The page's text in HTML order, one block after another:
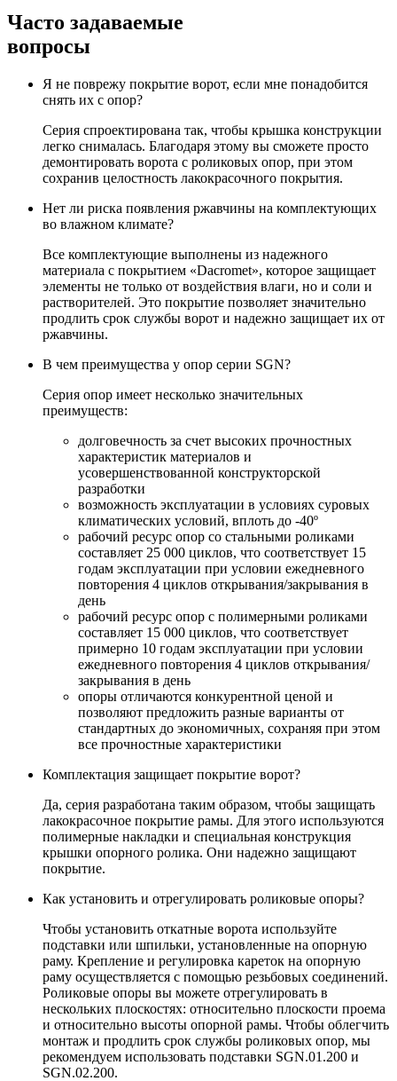
Часто задаваемые
вопросы
Я не поврежу покрытие ворот, если мне понадобится
снять их с опор?
Серия спроектирована так, чтобы крышка конструкции
легко снималась. Благодаря этому вы сможете просто
демонтировать ворота с роликовых опор, при этом
сохранив целостность лакокрасочного покрытия.
Нет ли риска появления ржавчины на комплектующих
во влажном климате?
Все комплектующие выполнены из надежного
материала с покрытием «Dacromet», которое защищает
элементы не только от воздействия влаги, но и соли и
растворителей. Это покрытие позволяет значительно
продлить срок службы ворот и надежно защищает их от
ржавчины.
В чем преимущества у опор серии SGN?
Серия опор имеет несколько значительных
преимуществ:
долговечность за счет высоких прочностных
характеристик материалов и
усовершенствованной конструкторской
разработки
возможность эксплуатации в условиях суровых
климатических условий, вплоть до -40º
рабочий ресурс опор со стальными роликами
составляет 25 000 циклов, что соответствует 15
годам эксплуатации при условии ежедневного
повторения 4 циклов открывания/закрывания в
день
рабочий ресурс опор с полимерными роликами
составляет 15 000 циклов, что соответствует
примерно 10 годам эксплуатации при условии
ежедневного повторения 4 циклов открывания/
закрывания в день
опоры отличаются конкурентной ценой и
позволяют предложить разные варианты от
стандартных до экономичных, сохраняя при этом
все прочностные характеристики
Комплектация защищает покрытие ворот?
Да, серия разработана таким образом, чтобы защищать
лакокрасочное покрытие рамы. Для этого используются
полимерные накладки и специальная конструкция
крышки опорного ролика. Они надежно защищают
покрытие.
Как установить и отрегулировать роликовые опоры?
Чтобы установить откатные ворота используйте
подставки или шпильки, установленные на опорную
раму. Крепление и регулировка кареток на опорную
раму осуществляется с помощью резьбовых соединений.
Роликовые опоры вы можете отрегулировать в
нескольких плоскостях: относительно плоскости проема
и относительно высоты опорной рамы. Чтобы облегчить
монтаж и продлить срок службы роликовых опор, мы
рекомендуем использовать подставки SGN.01.200 и
SGN.02.200.